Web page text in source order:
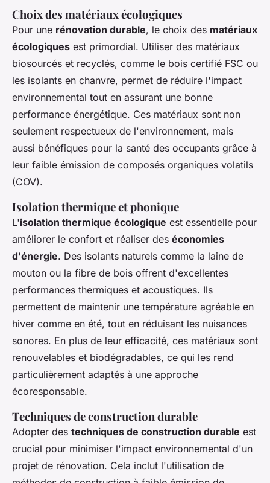
Choix des matériaux écologiques
Pour une rénovation durable, le choix des matériaux
écologiques est primordial. Utiliser des matériaux
biosourcés et recyclés, comme le bois certifié FSC ou
les isolants en chanvre, permet de réduire l'impact
environnemental tout en assurant une bonne
performance énergétique. Ces matériaux sont non
seulement respectueux de l'environnement, mais
aussi bénéfiques pour la santé des occupants grâce à
leur faible émission de composés organiques volatils
(COV).
Isolation thermique et phonique
L'isolation thermique écologique est essentielle pour
améliorer le confort et réaliser des économies
d'énergie. Des isolants naturels comme la laine de
mouton ou la fibre de bois offrent d'excellentes
performances thermiques et acoustiques. Ils
permettent de maintenir une température agréable en
hiver comme en été, tout en réduisant les nuisances
sonores. En plus de leur efficacité, ces matériaux sont
renouvelables et biodégradables, ce qui les rend
particulièrement adaptés à une approche
écoresponsable.
Techniques de construction durable
Adopter des techniques de construction durable est
crucial pour minimiser l'impact environnemental d'un
projet de rénovation. Cela inclut l'utilisation de